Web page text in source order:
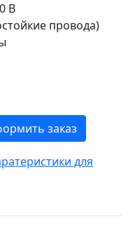
В
провода)
заказ
для